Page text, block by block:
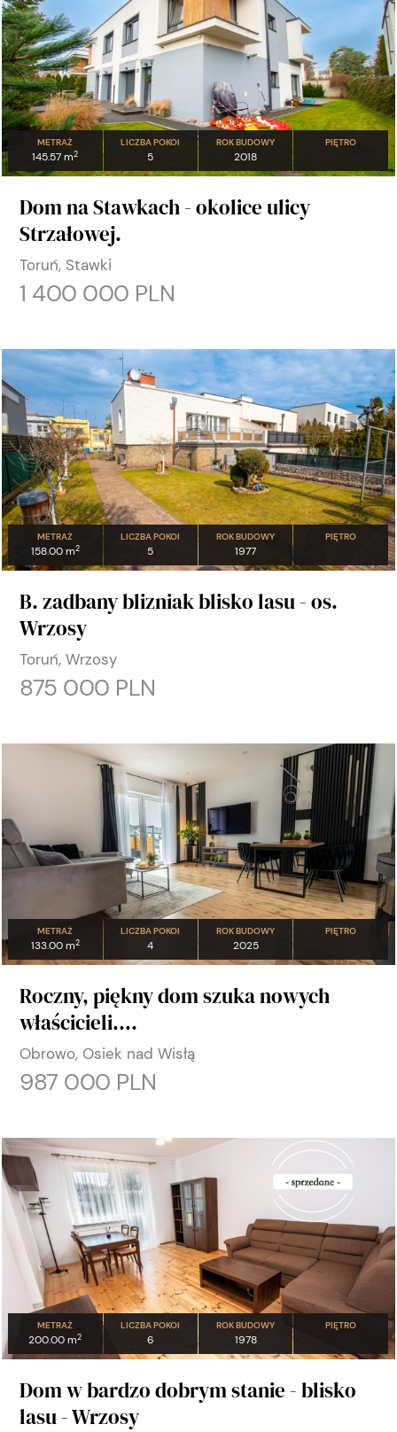
METRAŻ
145.57 m2
LICZBA POKOI
5
ROK BUDOWY
2018
PIĘTRO
Dom na Stawkach - okolice ulicy
Strzałowej.
Toruń, Stawki
1 400 000 PLN
METRAŻ
158.00 m2
LICZBA POKOI
5
ROK BUDOWY
1977
PIĘTRO
B. zadbany blizniak blisko lasu - os.
Wrzosy
Toruń, Wrzosy
875 000 PLN
METRAŻ
133.00 m2
LICZBA POKOI
4
ROK BUDOWY
2025
PIĘTRO
Roczny, piękny dom szuka nowych
właścicieli....
Obrowo, Osiek nad Wisłą
987 000 PLN
METRAŻ
200.00 m2
LICZBA POKOI
6
ROK BUDOWY
1978
PIĘTRO
Dom w bardzo dobrym stanie - blisko
lasu - Wrzosy